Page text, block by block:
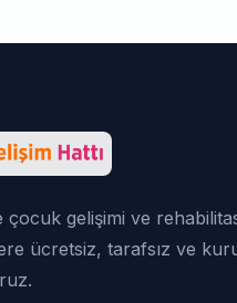
çocuk gelişimi ve
ücretsiz, tarafsız ve